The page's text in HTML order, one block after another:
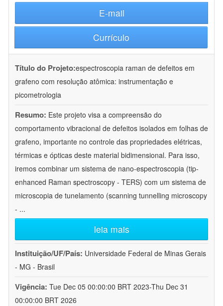
E-mail
Currículo
Título do Projeto:espectroscopia raman de defeitos em
grafeno com resolução atômica: instrumentação e
picometrologia
Resumo: Este projeto visa a compreensão do
comportamento vibracional de defeitos isolados em folhas de
grafeno, importante no controle das propriedades elétricas,
térmicas e ópticas deste material bidimensional. Para isso,
iremos combinar um sistema de nano-espectroscopia (tip-
enhanced Raman spectroscopy - TERS) com um sistema de
microscopia de tunelamento (scanning tunnelling microscopy
- ...
leia mais
Instituição/UF/País: Universidade Federal de Minas Gerais
- MG - Brasil
Vigência: Tue Dec 05 00:00:00 BRT 2023-Thu Dec 31
00:00:00 BRT 2026